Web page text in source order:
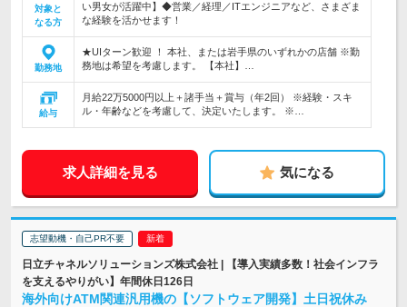
対象と
なる方
い男女が活躍中】◆営業／経理／ITエンジニアなど、さまざま
な経験を活かせます！
勤務地
★UIターン歓迎 ！ 本社、または岩手県のいずれかの店舗 ※勤
務地は希望を考慮します。 【本社】…
給与
月給22万5000円以上＋諸手当＋賞与（年2回） ※経験・スキ
ル・年齢などを考慮して、決定いたします。 ※…
求人詳細を見る 気になる
志望動機・自己PR不要
日立チャネルソリューションズ株式会社 | 【導入実績多数！社会インフラ
を支えるやりがい】年間休日126日
海外向けATM関連汎用機の【ソフトウェア開発】土日祝休み